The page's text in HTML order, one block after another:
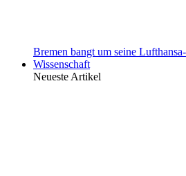
Bremen bangt um seine
Wissenschaft
Neueste Artikel